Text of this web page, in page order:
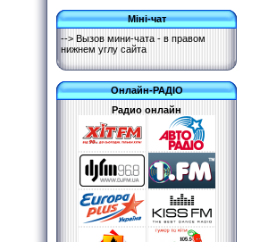
Міні-чат
--> Вызов мини-чата - в правом
нижнем углу сайта
Онлайн-РАДІО
Радио онлайн